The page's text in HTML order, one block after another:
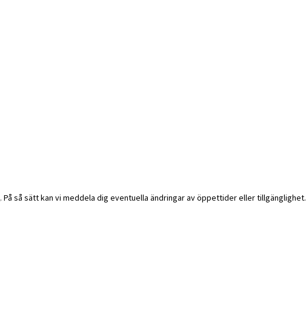
. På så sätt kan vi meddela dig eventuella ändringar av öppettider eller tillgänglighet.